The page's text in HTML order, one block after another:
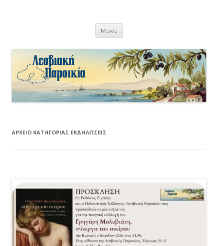
Μενού Μετάβαση
περιεχόμενο
ΑΡΧΕΊΟ ΚΑΤΗΓΟΡΊΑΣ ΕΚΔΗΛΏΣΕΙΣ